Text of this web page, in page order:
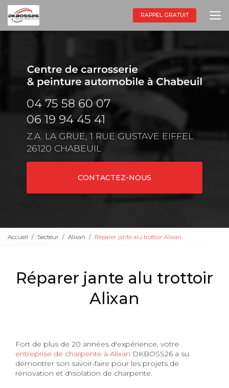
Aller
au
contenu
principal
RAPPEL GRATUIT
04 75 58 60 07
06 19 94 45 41
Z.A. LA GRUE, 1 RUE GUSTAVE EIFFEL
26120 CHABEUIL
CONTACTEZ-NOUS
Accueil Secteur Alixan Réparer jante alu trottoir Alixan
Réparer jante alu trottoir
Alixan
Fort de plus de 20 années d'expérience, votre
entreprise de charpente à Alixan DKBOSS26 a su
démontrer son savoir-faire pour les projets de
rénovation et d'isolation de charpente.